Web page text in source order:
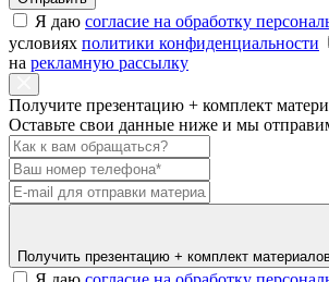
Я даю согласие на обработку
условиях политики конфиденциальности
на рекламную рассылку
Получите презентацию + комплект
Оставьте свои данные ниже и мы
Получить презентацию + комплект